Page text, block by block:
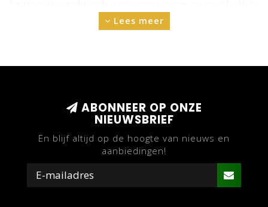
op te bergen en te gebruiken, terwijl het toch
allemaal een natuurlijk, premium
Lees meer
ABONNEER OP ONZE
NIEUWSBRIEF
En blijf altijd op de hoogte van nieuws en
aanbiedingen!